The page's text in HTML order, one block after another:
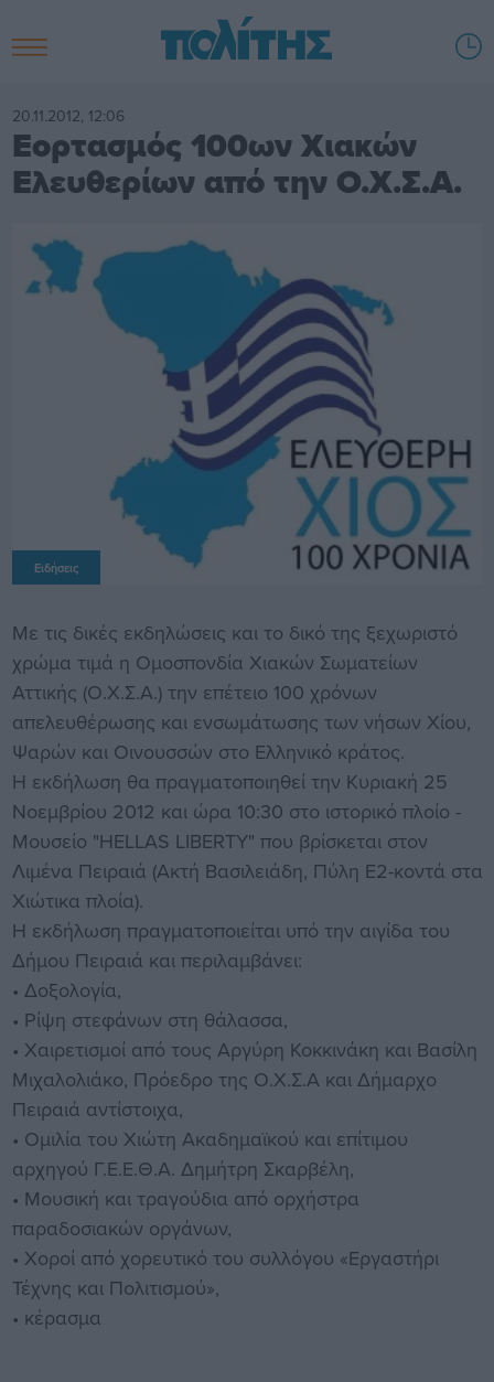
20.11.2012, 12:06
Εορτασμός 100ων Χιακών
Ελευθερίων από την Ο.Χ.Σ.Α.
Ειδήσεις
Με τις δικές εκδηλώσεις και το δικό της ξεχωριστό
χρώμα τιμά η Ομοσπονδία Χιακών Σωματείων
Αττικής (Ο.Χ.Σ.Α.) την επέτειο 100 χρόνων
απελευθέρωσης και ενσωμάτωσης των νήσων Χίου,
Ψαρών και Οινουσσών στο Ελληνικό κράτος.
Η εκδήλωση θα πραγματοποιηθεί την Κυριακή 25
Νοεμβρίου 2012 και ώρα 10:30 στο ιστορικό πλοίο -
Μουσείο "HELLAS LIBERTY" που βρίσκεται στον
Λιμένα Πειραιά (Ακτή Βασιλειάδη, Πύλη Ε2-κοντά στα
Χιώτικα πλοία).
Η εκδήλωση πραγματοποιείται υπό την αιγίδα του
Δήμου Πειραιά και περιλαμβάνει:
• Δοξολογία,
• Ρίψη στεφάνων στη θάλασσα,
• Χαιρετισμοί από τους Αργύρη Κοκκινάκη και Βασίλη
Μιχαλολιάκο, Πρόεδρο της Ο.Χ.Σ.Α και Δήμαρχο
Πειραιά αντίστοιχα,
• Ομιλία του Χιώτη Ακαδημαϊκού και επίτιμου
αρχηγού Γ.Ε.Ε.Θ.Α. Δημήτρη Σκαρβέλη,
• Μουσική και τραγούδια από ορχήστρα
παραδοσιακών οργάνων,
• Χοροί από χορευτικό του συλλόγου «Εργαστήρι
Τέχνης και Πολιτισμού»,
• κέρασμα